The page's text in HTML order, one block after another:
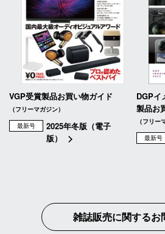
VGP受賞製品お買い物ガイド
（フリーマガジン）
最新号
2025年冬版（電子
版）
DGPイ
製品お
（フリー
最新号
雑誌販売に関するお